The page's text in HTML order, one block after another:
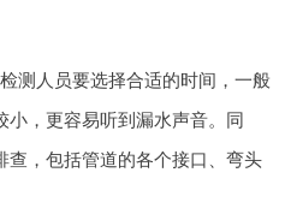
测人员要选择合适的时间，一般
，更容易听到漏水声音。同
查，包括管道的各个接口、弯头